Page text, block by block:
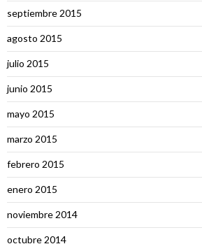
septiembre 2015
agosto 2015
julio 2015
junio 2015
mayo 2015
marzo 2015
febrero 2015
enero 2015
noviembre 2014
octubre 2014